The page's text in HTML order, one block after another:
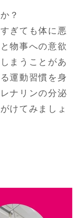
？
ぎても体に悪
物事への意欲
まうことがあ
運動習慣を身
ナリンの分泌
けてみましょ